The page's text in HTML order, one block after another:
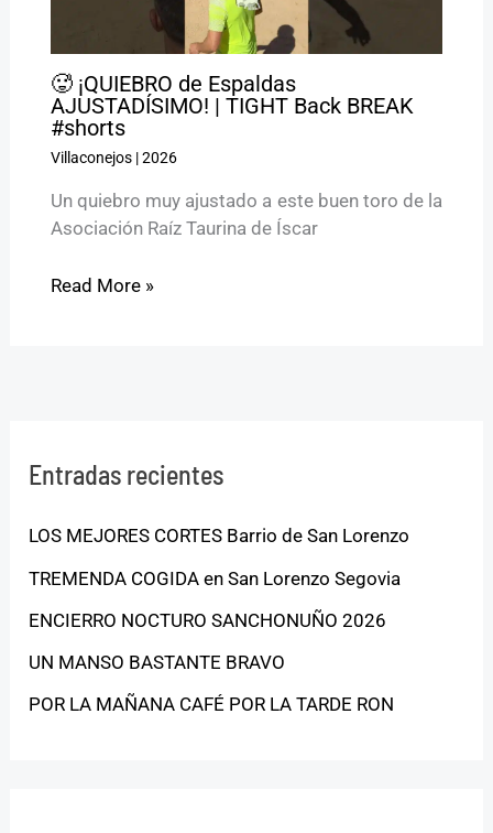
🥵 ¡QUIEBRO de Espaldas
AJUSTADÍSIMO! | TIGHT Back BREAK
#shorts
Villaconejos|2026
Un quiebro muy ajustado a este buen toro de la
Asociación Raíz Taurina de Íscar
Read More »
Entradas recientes
LOS MEJORES CORTES Barrio de San Lorenzo
TREMENDA COGIDA en San Lorenzo Segovia
ENCIERRO NOCTURO SANCHONUÑO 2026
UN MANSO BASTANTE BRAVO
POR LA MAÑANA CAFÉ POR LA TARDE RON